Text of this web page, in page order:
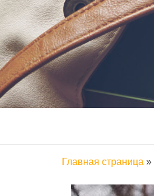
Главная страница »